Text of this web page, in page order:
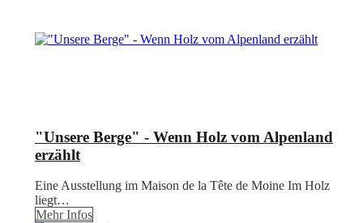
"Unsere Berge" - Wenn Holz vom Alpenland
erzählt
Eine Ausstellung im Maison de la Tête de Moine Im Holz
liegt…
Mehr Infos